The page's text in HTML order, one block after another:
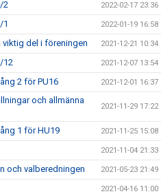
2 2022-02-17 23:36
1 2022-01-19 16:58
del i föreningen 2021-12-21 10:34
12 2021-12-07 13:54
2 för PU16 2021-12-01 16:37
och allmänna
2021-11-29 17:22
1 för HU19 2021-11-25 15:08
2021-11-04 21:33
och valberedningen 2021-05-23 21:49
2021-04-16 11:00